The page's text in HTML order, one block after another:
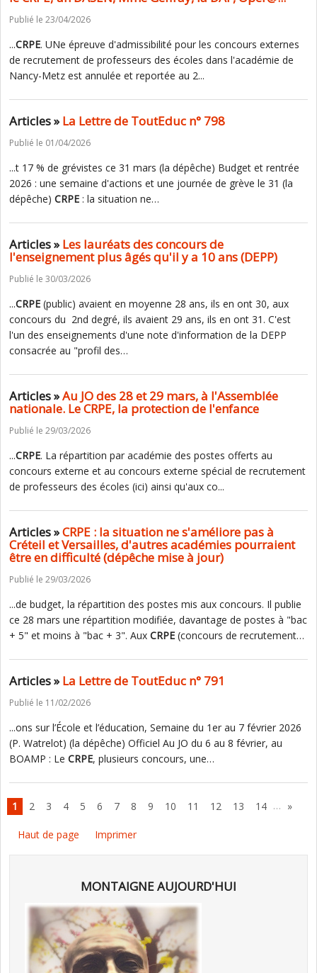
Publié le 23/04/2026
...CRPE. UNe épreuve d'admissibilité pour les concours externes
de recrutement de professeurs des écoles dans l'académie de
Nancy-Metz est annulée et reportée au 2...
Articles »La Lettre de ToutEduc n° 798
Publié le 01/04/2026
...t 17 % de grévistes ce 31 mars (la dépêche) Budget et rentrée
2026 : une semaine d'actions et une journée de grève le 31 (la
dépêche) CRPE : la situation ne…
Articles »Les lauréats des concours de
l'enseignement plus âgés qu'il y a 10 ans (DEPP)
Publié le 30/03/2026
...CRPE (public) avaient en moyenne 28 ans, ils en ont 30, aux
concours du 2nd degré, ils avaient 29 ans, ils en ont 31. C'est
l'un des enseignements d'une note d'information de la DEPP
consacrée au "profil des…
Articles »Au JO des 28 et 29 mars, à l'Assemblée
nationale. Le CRPE, la protection de l'enfance
Publié le 29/03/2026
...CRPE. La répartition par académie des postes offerts au
concours externe et au concours externe spécial de recrutement
de professeurs des écoles (ici) ainsi qu'aux co...
Articles »CRPE : la situation ne s'améliore pas à
Créteil et Versailles, d'autres académies pourraient
être en difficulté (dépêche mise à jour)
Publié le 29/03/2026
...de budget, la répartition des postes mis aux concours. Il publie
ce 28 mars une répartition modifiée, davantage de postes à "bac
+ 5" et moins à "bac + 3". Aux CRPE (concours de recrutement…
Articles »La Lettre de ToutEduc n° 791
Publié le 11/02/2026
...ons sur l’École et l’éducation, Semaine du 1er au 7 février 2026
(P. Watrelot) (la dépêche) Officiel Au JO du 6 au 8 février, au
BOAMP : Le CRPE, plusieurs concours, une…
1 2 3 4 5 6 7 8 9 10 11 12 13 14 … »
Haut de page Imprimer
MONTAIGNE AUJOURD'HUI